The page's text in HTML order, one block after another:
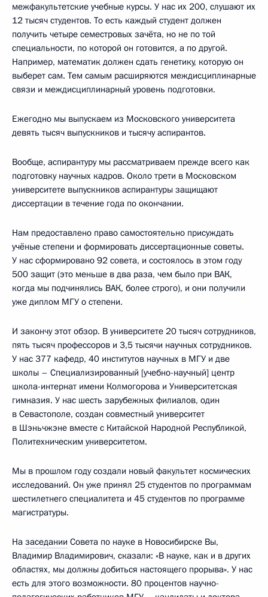
межфакультетские учебные курсы. У нас их 200, слушают их
12 тысяч студентов. То есть каждый студент должен
получить четыре семестровых зачёта, но не по той
специальности, по которой он готовится, а по другой.
Например, математик должен сдать генетику, которую он
выберет сам. Тем самым расширяются междисциплинарные
связи и междисциплинарный уровень подготовки.
Ежегодно мы выпускаем из Московского университета
девять тысяч выпускников и тысячу аспирантов.
Вообще, аспирантуру мы рассматриваем прежде всего как
подготовку научных кадров. Около трети в Московском
университете выпускников аспирантуры защищают
диссертации в течение года по окончании.
Нам предоставлено право самостоятельно присуждать
учёные степени и формировать диссертационные советы.
У нас сформировано 92 совета, и состоялось в этом году
500 защит (это меньше в два раза, чем было при ВАК,
когда мы подчинялись ВАК, более строго), и они получили
уже диплом МГУ о степени.
И закончу этот обзор. В университете 20 тысяч сотрудников,
пять тысяч профессоров и 3,5 тысячи научных сотрудников.
У нас 377 кафедр, 40 институтов научных в МГУ и две
школы – Специализированный [учебно-научный] центр
школа-интернат имени Колмогорова и Университетская
гимназия. У нас шесть зарубежных филиалов, один
в Севастополе, создан совместный университет
в Шэньчжэне вместе с Китайской Народной Республикой,
Политехническим университетом.
Мы в прошлом году создали новый факультет космических
исследований. Он уже принял 25 студентов по программам
шестилетнего специалитета и 45 студентов по программе
магистратуры.
На заседании Совета по науке в Новосибирске Вы,
Владимир Владимирович, сказали: «В науке, как и в других
областях, мы должны добиться настоящего прорыва». У нас
есть для этого возможности. 80 процентов научно-